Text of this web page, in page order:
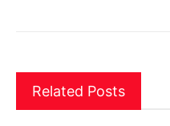
Related Posts